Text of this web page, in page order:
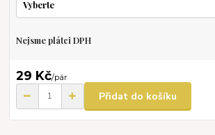
Nejsme plátci DPH
29 Kč/pár
Přidat do košíku